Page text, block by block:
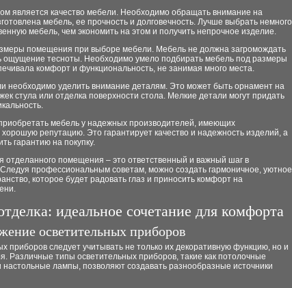
является качество мебели. Необходимо обращать внимание на
мебель, ее прочность и долговечность. Лучше выбрать немного
мебель, чем экономить на этом и получить непрочное изделие.
помещения при выборе мебели. Мебель не должна загромождать
ощущение тесноты. Необходимо умело подбирать мебель под размеры
комфорт и функциональность, не занимая много места.
необходимо уделить внимание деталям. Это может быть орнамент на
стула или отделка поверхности стола. Мелкие детали могут придать
мебель у надежных производителей, имеющих
репутацию. Это гарантирует качество и надежность изделий, а
гарантию на покупку.
отделанного помещения – это ответственный и важный шаг в
профессиональным советам, можно создать гармоничное, уютное
которое будет радовать глаз и приносить комфорт на
идеальное сочетание для комфорта
осветительных приборов
приборов следует учитывать не только их декоративную функцию, но и
Различные типы осветительных приборов, такие как потолочные
настольные лампы, позволяют создавать разнообразные источники